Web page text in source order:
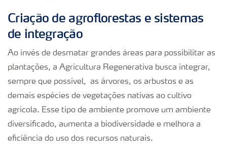
Criação de agroflorestas e sistemas
de integração
Ao invés de desmatar grandes áreas para possibilitar as
plantações, a Agricultura Regenerativa busca integrar,
sempre que possível, as árvores, os arbustos e as
demais espécies de vegetações nativas ao cultivo
agrícola. Esse tipo de ambiente promove um ambiente
diversificado, aumenta a biodiversidade e melhora a
eficiência do uso dos recursos naturais.